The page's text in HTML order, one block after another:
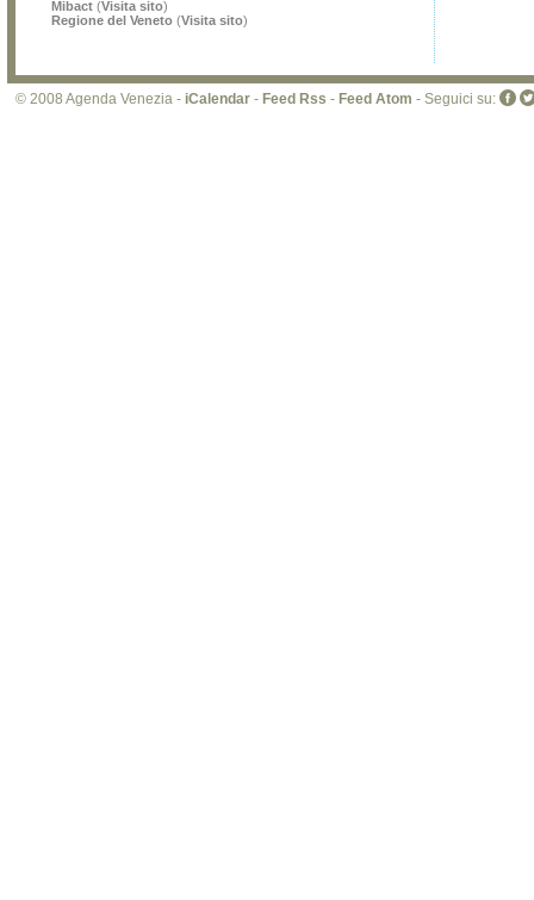
Mibact (Visita sito)
Regione del Veneto (Visita sito)
© 2008 Agenda Venezia - iCalendar - Feed Rss - Feed Atom - Seguici su: